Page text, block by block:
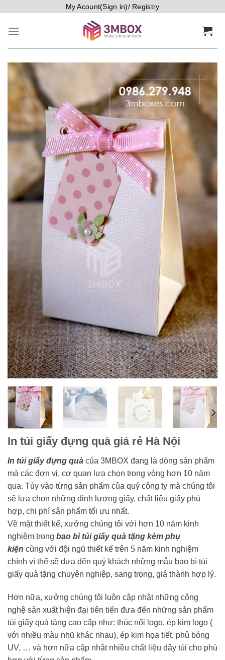
nội
My Acount(Sign in)/ Registry
In túi giấy đựng quà giá rẻ Hà Nội
In túi giấy đựng quà của 3MBOX đang là dòng sản phẩm
mà các đơn vị, cơ quan lựa chọn trong vòng hơn 10 năm
qua. Tùy vào từng sản phẩm của quý công ty mà chúng tôi
sẽ lựa chọn những định lượng giấy, chất liệu giấy phù
hợp, chi phí sản phẩm tối ưu nhất.
Về mặt thiết kế, xưởng chúng tôi với hơn 10 năm kinh
nghiệm trong bao bì túi giấy quà tặng kèm phụ
kiện cùng với đội ngũ thiết kế trên 5 năm kinh nghiệm
chính vì thế sẽ đưa đến quý khách những mẫu bao bì túi
giấy quà tặng chuyên nghiệp, sang trọng, giá thành hợp lý.
Hơn nữa, xưởng chúng tôi luôn cập nhật những công
nghệ sản xuất hiện đại tiên tiến đưa đến những sản phẩm
túi giấy quà tặng cao cấp như: thúc nổi logo, ép kim logo (
với nhiều màu nhũ khác nhau), ép kim họa tiết, phủ bóng
UV, … và hơn nữa cập nhật nhiều chất liệu dây túi cho phù